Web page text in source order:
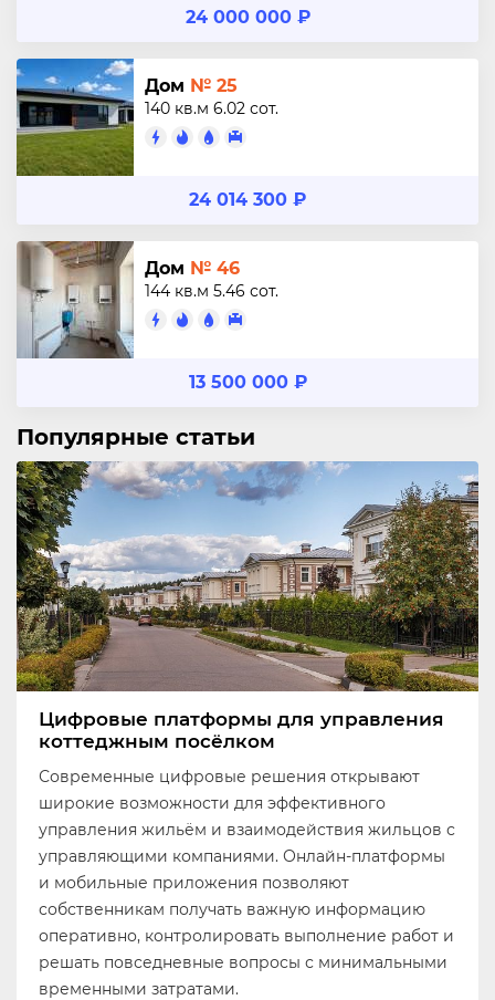
24 000 000 ₽
Дом № 25
140 кв.м 6.02 сот.
24 014 300 ₽
Дом № 46
144 кв.м 5.46 сот.
13 500 000 ₽
Популярные статьи
Цифровые платформы для управления
коттеджным посёлком
Современные цифровые решения открывают
широкие возможности для эффективного
управления жильём и взаимодействия жильцов с
управляющими компаниями. Онлайн-платформы
и мобильные приложения позволяют
собственникам получать важную информацию
оперативно, контролировать выполнение работ и
решать повседневные вопросы с минимальными
временными затратами.